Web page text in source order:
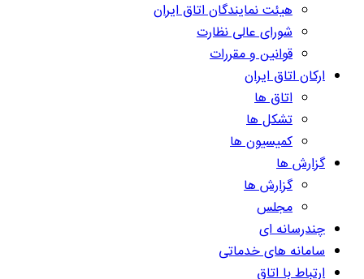
هیئت نمایندگان اتاق ایران
شورای عالی نظارت
قوانین و مقررات
ارکان اتاق ایران
اتاق ها
تشکل ها
کمیسیون ها
گزارش ها
گزارش ها
مجلس
چندرسانه ای
سامانه های خدماتی
ارتباط با اتاق